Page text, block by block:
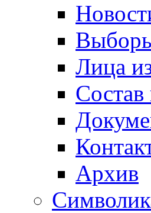
Лица
Состав
Архив